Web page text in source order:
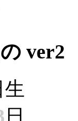
ver2
日